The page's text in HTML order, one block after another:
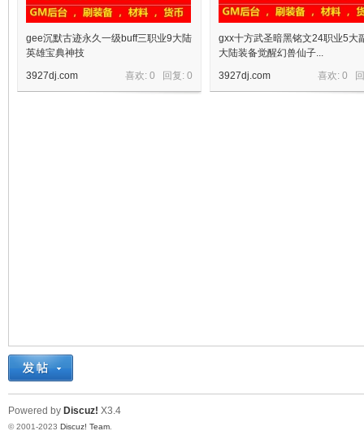
gee沉默古迹永久一级buff三职业9大陆
英雄宝典神技
喜欢: 0 回复: 0
3927dj.com
gxx十方武圣暗黑铭文24职业5大
大陆装备觉醒幻兽仙子...
喜欢: 0
3927dj.com
Powered by Discuz! X3.4
© 2001-2023 Discuz! Team.